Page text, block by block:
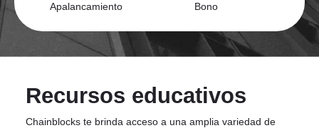
Apalancamiento Bono
Recursos educativos
Chainblocks te brinda acceso a una amplia variedad de